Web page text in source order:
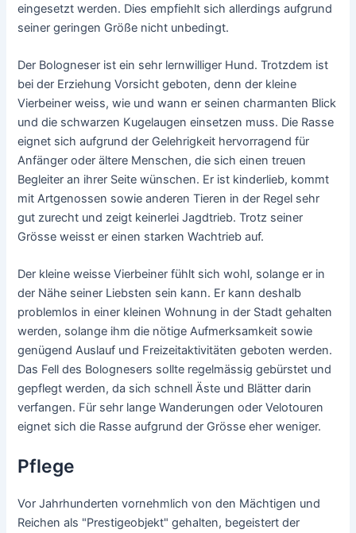
eingesetzt werden. Dies empfiehlt sich allerdings aufgrund
seiner geringen Größe nicht unbedingt.
Der Bologneser ist ein sehr lernwilliger Hund. Trotzdem ist
bei der Erziehung Vorsicht geboten, denn der kleine
Vierbeiner weiss, wie und wann er seinen charmanten Blick
und die schwarzen Kugelaugen einsetzen muss. Die Rasse
eignet sich aufgrund der Gelehrigkeit hervorragend für
Anfänger oder ältere Menschen, die sich einen treuen
Begleiter an ihrer Seite wünschen. Er ist kinderlieb, kommt
mit Artgenossen sowie anderen Tieren in der Regel sehr
gut zurecht und zeigt keinerlei Jagdtrieb. Trotz seiner
Grösse weisst er einen starken Wachtrieb auf.
Der kleine weisse Vierbeiner fühlt sich wohl, solange er in
der Nähe seiner Liebsten sein kann. Er kann deshalb
problemlos in einer kleinen Wohnung in der Stadt gehalten
werden, solange ihm die nötige Aufmerksamkeit sowie
genügend Auslauf und Freizeitaktivitäten geboten werden.
Das Fell des Bolognesers sollte regelmässig gebürstet und
gepflegt werden, da sich schnell Äste und Blätter darin
verfangen. Für sehr lange Wanderungen oder Velotouren
eignet sich die Rasse aufgrund der Grösse eher weniger.
Pflege
Vor Jahrhunderten vornehmlich von den Mächtigen und
Reichen als "Prestigeobjekt" gehalten, begeistert der